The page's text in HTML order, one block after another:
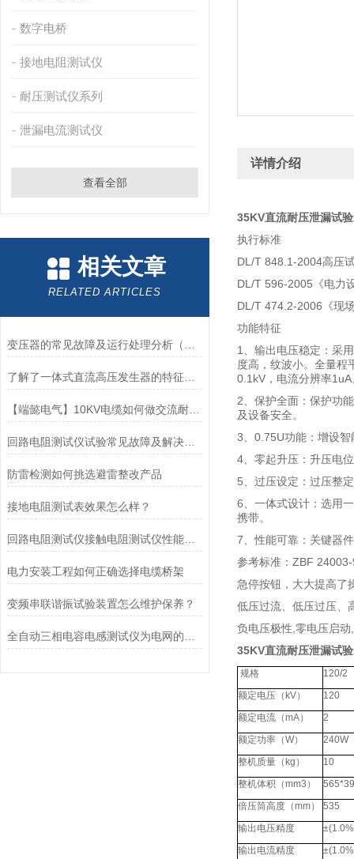
数字电桥
接地电阻测试仪
耐压测试仪系列
泄漏电流测试仪
查看全部
相关文章
RELATED ARTICLES
【端懿电气】10KV电缆如何做交流耐压试验
回路电阻测试仪试验常见故障及解决方法
防雷检测如何挑选避雷整改产品
接地电阻测试表效果怎么样？
回路电阻测试仪接触电阻测试仪性能特点
电力安装工程如何正确选择电缆桥架
变频串联谐振试验装置怎么维护保养？
详情介绍
35KV直流耐压泄漏试
执行标准
DL/T 848.1-2004高压
DL/T 596-2005《电力
DL/T 474.2-2006《现
功能特征
1、输出电压稳定：采
度高，纹波小。全量程
0.1kV，电流分辨率1uA
2、保护全面：保护功
及设备安全。
3、0.75U功能：增设
4、零起升压：升压电
5、过压设定：过压整
6、一体式设计：选用
携带。
7、性能可靠：关键器
参考标准：ZBF
急停按钮，大大提高了
低压过流、低压过压、
负电压极性,零电压启动
35KV直流耐压泄漏试
规格
120/2
额定电压（kV）
120
额定电流（mA）
2
额定功率（W）
240W
整机质量（kg）
10
整机体积（mm3）
倍压筒高度（mm）
535
输出电压精度
输出电流精度